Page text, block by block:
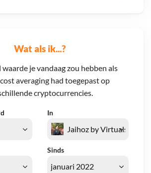
Wat als ik...?
waarde je vandaag zou hebben als
averaging had toegepast op
cryptocurrencies.
In
Sinds